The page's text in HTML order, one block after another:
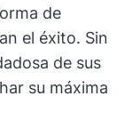
de
el éxito. Sin
de sus
su máxima